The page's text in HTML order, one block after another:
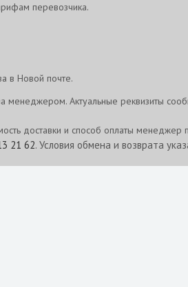
перевозчика.
в Новой почте.
менеджером. Актуальные реквизиты
доставки и способ оплаты менеджер
21 62. Условия обмена и возврата